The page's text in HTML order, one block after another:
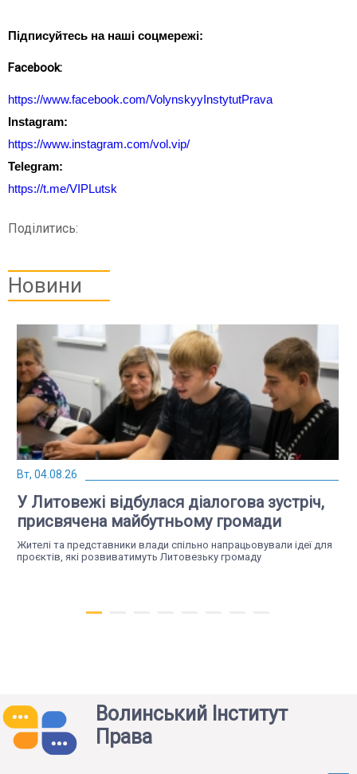
Підписуйтесь на наші соцмережі:
Facebook:
https://www.facebook.com/VolynskyyInstytutPrava
Instagram:
https://www.instagram.com/vol.vip/
Telegram:
https://t.me/VIPLutsk
Поділитись:
Новини
Вт, 04.08.26
У Литовежі відбулася діалогова зустріч,
присвячена майбутньому громади
Жителі та представники влади спільно напрацьовували ідеї для
проєктів, які розвиватимуть Литовезьку громаду
Чт, 23.07.26
Волинський Інститут
Права